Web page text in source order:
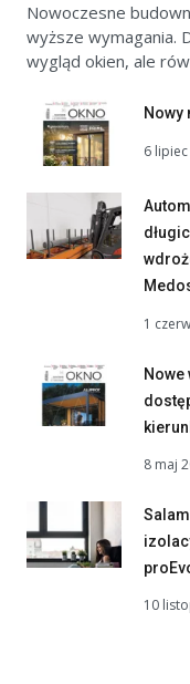
Nowoczesne
wyższe wymagania.
wygląd okien, ale
Nowy
6
1
Nowe
8 maj
10